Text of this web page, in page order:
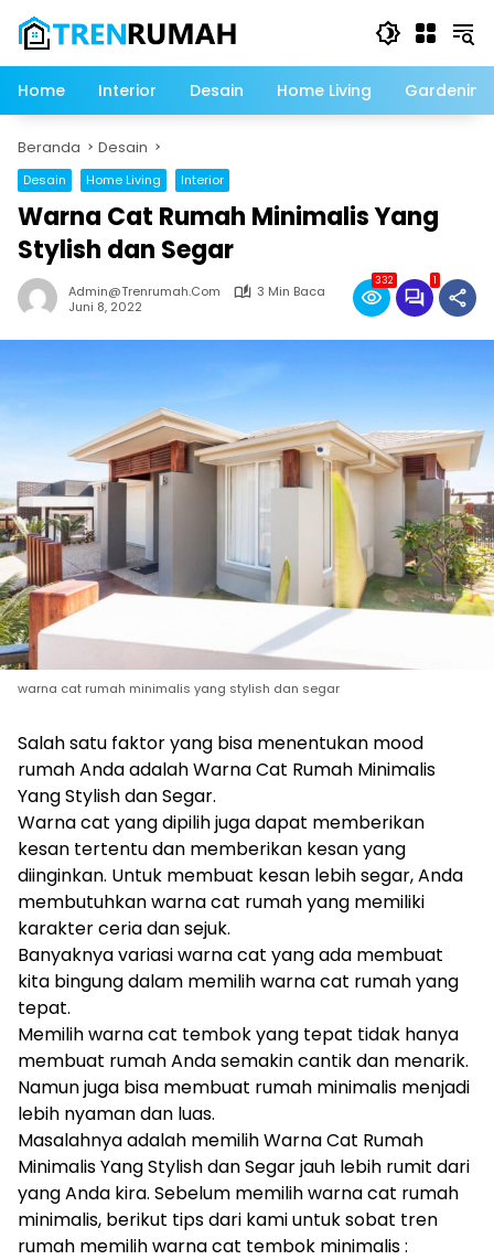
konten
Home
Interior Desain Home Living Gardening
Beranda Desain
Desain Home Living Interior
Warna Cat Rumah Minimalis Yang
Stylish dan Segar
Admin@trenrumah.com
3 Min Baca
Juni 8, 2022
332 1
warna cat rumah minimalis yang stylish dan segar
Salah satu faktor yang bisa menentukan mood
rumah Anda adalah Warna Cat Rumah Minimalis
Yang Stylish dan Segar.
Warna cat yang dipilih juga dapat memberikan
kesan tertentu dan memberikan kesan yang
diinginkan. Untuk membuat kesan lebih segar, Anda
membutuhkan warna cat rumah yang memiliki
karakter ceria dan sejuk.
Banyaknya variasi warna cat yang ada membuat
kita bingung dalam memilih warna cat rumah yang
tepat.
Memilih warna cat tembok yang tepat tidak hanya
membuat rumah Anda semakin cantik dan menarik.
Namun juga bisa membuat rumah minimalis menjadi
lebih nyaman dan luas.
Masalahnya adalah memilih Warna Cat Rumah
Minimalis Yang Stylish dan Segar jauh lebih rumit dari
yang Anda kira. Sebelum memilih warna cat rumah
minimalis, berikut tips dari kami untuk sobat tren
rumah memilih warna cat tembok minimalis :